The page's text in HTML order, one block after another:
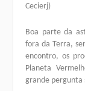
Cecierj)
Boa parte da
fora da Terra,
encontro, os
Planeta
grande pergunta